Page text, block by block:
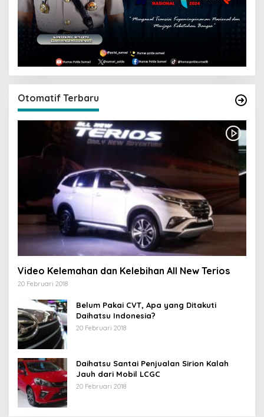
Otomatif Terbaru
Video Kelemahan dan Kelebihan All New Terios
20 Februari 2018
Belum Pakai CVT, Apa yang Ditakuti
Daihatsu Indonesia?
20 Februari 2018
Daihatsu Santai Penjualan Sirion Kalah
Jauh dari Mobil LCGC
20 Februari 2018